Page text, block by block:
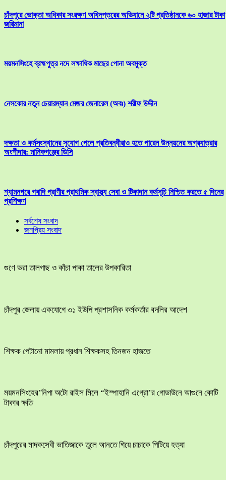
চাঁদপুরে ভোক্তা অধিকার সংরক্ষণ অধিদপ্তরের অভিযানে ২টি প্রতিষ্ঠানকে ৬০ হাজার টাকা
জরিমানা
ময়মনসিংহে ব্রহ্মপুত্র নদে লক্ষাধিক মাছের পোনা অবমুক্ত
​নেসকোর নতুন চেয়ারম্যান মেজর জেনারেল (অবঃ) শরীফ উদ্দীন
দক্ষতা ও কর্মসংস্থানের সুযোগ পেলে প্রতিবন্ধীরাও হতে পারেন উন্নয়নের অগ্রযাত্রার
অংশীদার: মানিকগঞ্জের ডিসি
শ্যামনগরে গবাদি প্রাণীর প্রাথমিক স্বাস্থ্য সেবা ও টিকাদান কর্মসূচি নিশ্চিত করতে ৫ দিনের
প্রশিক্ষণ
সর্বশেষ সংবাদ
জনপ্রিয় সংবাদ
গুণে ভরা তালগাছ ও কাঁচা পাকা তালের উপকারিতা
চাঁদপুর জেলায় একযোগে ৩১ ইউপি প্রশাসনিক কর্মকর্তার বদলির আদেশ
শিক্ষক পেটানো মামলায় প্রধান শিক্ষকসহ তিনজন হাজতে
ময়মনসিংহের’নিপা অটো রাইস মিলে “ইস্পাহানি এগ্রো’র গোডাউনে আগুনে কোটি
টাকার ক্ষতি
চাঁদপুরের মাদকসেবী ভাতিজাকে তুলে আনতে গিয়ে চাচাকে পিটিয়ে হত্যা